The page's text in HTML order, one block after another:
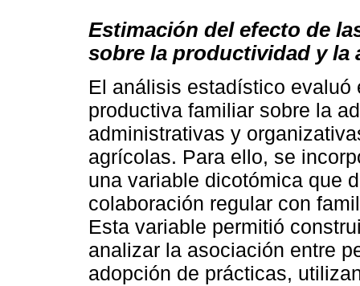
Estimación del efecto de
sobre la productividad y la
El análisis estadístico evaluó
productiva familiar sobre la
administrativas y
agrícolas. Para ello, se
una variable dicotómica que
colaboración regular con
Esta variable permitió
analizar la asociación entre
adopción de prácticas,